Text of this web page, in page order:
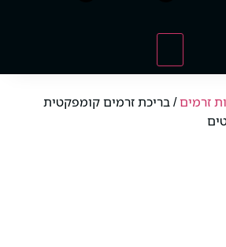
/ בריכת זרמים קומפקטית